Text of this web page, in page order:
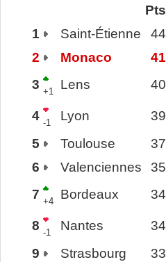
Pts
1
Saint-Étienne 44
2
Monaco 41
3 +1 Lens 40
4 -1 Lyon 39
5
Toulouse 37
6
Valenciennes 35
7 +4 Bordeaux 34
8 -1 Nantes 34
9
Strasbourg 33